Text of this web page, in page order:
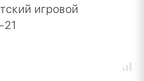
игровой